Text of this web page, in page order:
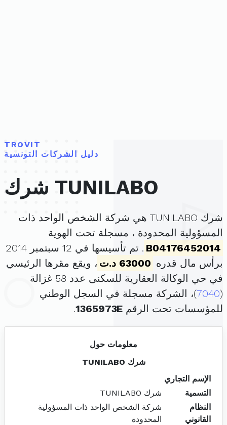
TROVIT
دليل الشركات التونسية
شرك TUNILABO
شرك TUNILABO هي شركة الشخص الواحد ذات
المسؤولية المحدودة ، مسجلة تحت الهوية
B04176452014
. تم تأسيسها في 12 سبتمبر 2014
برأس مال قدره 63000 د.ت
، ويقع مقرها الرئيسي
في حي الوكالة العقارية للسكنى عدد 58 غزالة
(
7040)، الشركة مسجلة في السجل الوطني
للمؤسسات تحت الرقم 1365973E
.
معلومات حول
شرك TUNILABO
الإسم التجاري
التسمية
شرك TUNILABO
النظام
القانوني
شركة الشخص الواحد ذات المسؤولية
المحدودة